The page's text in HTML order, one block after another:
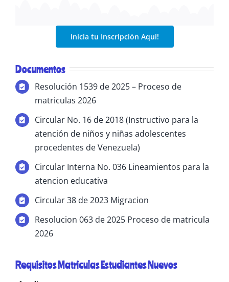
Inicia tu Inscripción Aqui!
Documentos
Resolución 1539 de 2025 – Proceso de
matriculas 2026
Circular No. 16 de 2018 (Instructivo para la
atención de niños y niñas adolescentes
procedentes de Venezuela)
Circular Interna No. 036 Lineamientos para la
atencion educativa
Circular 38 de 2023 Migracion
Resolucion 063 de 2025 Proceso de matricula
2026
Requisitos Matriculas Estudiantes Nuevos